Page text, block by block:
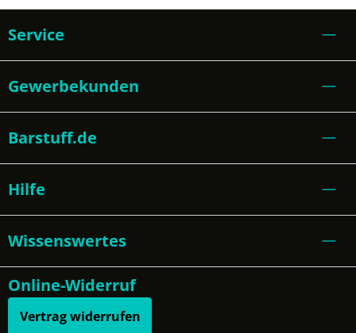
Service
Gewerbekunden
Barstuff.de
Hilfe
Wissenswertes
Online-Widerruf
Vertrag widerrufen